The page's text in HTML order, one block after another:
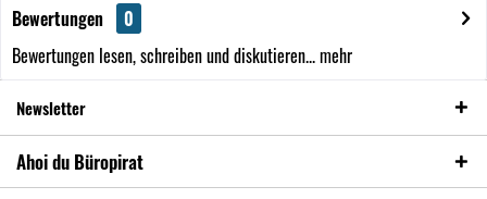
Bewertungen
0
Bewertungen lesen, schreiben und diskutieren...mehr
Newsletter
Ahoi du Büropirat